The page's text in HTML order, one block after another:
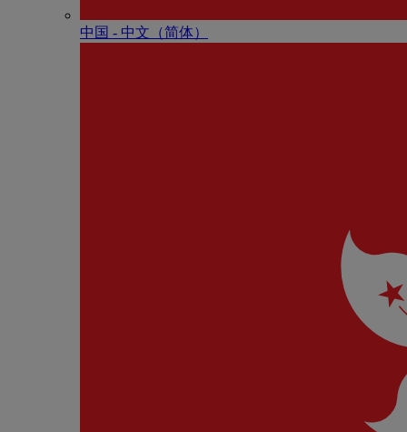
中国 - 中⽂（简体）